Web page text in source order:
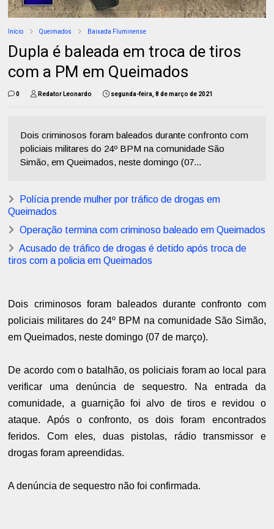
Início Queimados Baixada Fluminense
Dupla é baleada em troca de tiros
com a PM em Queimados
0 Redator Leonardo segunda-feira, 8 de março de 2021
Dois criminosos foram baleados durante confronto com
policiais militares do 24º BPM na comunidade São
Simão, em Queimados, neste domingo (07...
Polícia prende mulher por tráfico de drogas em
Queimados
Operação termina com criminoso baleado em Queimados
Acusado de tráfico de drogas é detido após troca de
tiros com a policia em Queimados
Dois criminosos foram baleados durante confronto com
policiais militares do 24º BPM na comunidade São Simão,
em Queimados, neste domingo (07 de março).
De acordo com o batalhão, os policiais foram ao local para
verificar uma denúncia de sequestro. Na entrada da
comunidade, a guarnição foi alvo de tiros e revidou o
ataque. Após o confronto, os dois foram encontrados
feridos. Com eles, duas pistolas, rádio transmissor e
drogas foram apreendidas.
A denúncia de sequestro não foi confirmada.